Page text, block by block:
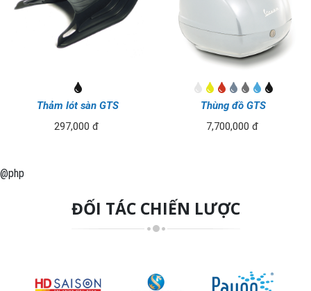
Thảm lót sàn GTS
297,000 đ
Thùng đồ GTS
7,700,000 đ
@php
ĐỐI TÁC CHIẾN LƯỢC